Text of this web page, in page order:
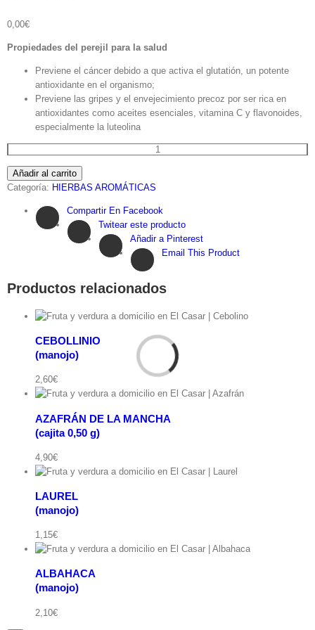
0,00€
Propiedades del perejil para la salud
Previene el cáncer debido a que activa el glutatión, un potente
antioxidante en el organismo;
Previene las gripes y el envejecimiento precoz​ por ser rica en
antioxidantes como aceites esenciales, vitamina C y flavonoides,
especialmente la luteolina
PEREJIL(REGALO)
Añadir al carrito
Categoría: HIERBAS AROMÁTICAS
Compartir En Facebook
Twitear este producto
Añadir a Pinterest
Email This Product
Productos relacionados
CEBOLLINIO
(manojo)
2,60€
AZAFRÁN DE LA MANCHA
(cajita 0,50 g)
4,90€
LAUREL
(manojo)
1,15€
ALBAHACA
(manojo)
2,10€